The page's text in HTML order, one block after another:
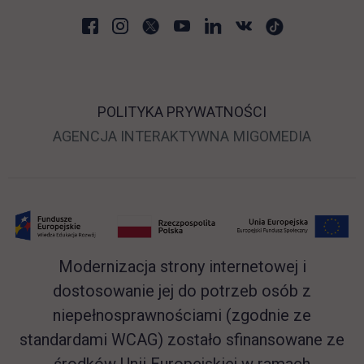
POLITYKA PRYWATNOŚCI
AGENCJA INTERAKTYWNA LINK OTWIERA SIĘ
MIGOMEDIA
Modernizacja strony internetowej i
dostosowanie jej do potrzeb osób z
niepełnosprawnościami (zgodnie ze
standardami WCAG) zostało sfinansowane ze